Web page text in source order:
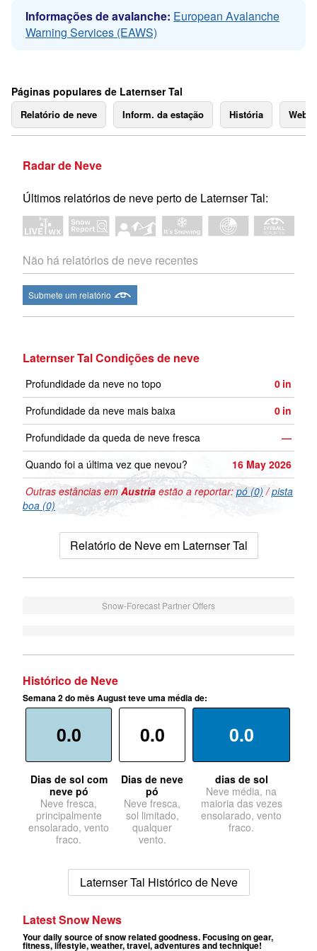
Informações de avalanche: European Avalanche
Warning Services (EAWS)
Páginas populares de Laternser Tal
Relatório de neve Inform. da estação História
Radar de Neve
Últimos relatórios de neve perto de Laternser Tal:
Não há relatórios de neve recentes
Submete um relatório
Laternser Tal Condições de neve
Profundidade da neve no topo 0 in
Profundidade da neve mais baixa
0 in
Profundidade da queda de neve fresca
—
Quando foi a última vez que nevou?
16 May 2026
Outras estâncias emAustria estão a reportar: pó (0) /pista
boa (0)
Relatório de Neve em Laternser Tal
Snow-Forecast Partner Offers
Histórico de Neve
Semana 2 do mês August teve uma média de:
0.0
Dias de sol com
neve pó
Neve fresca,
principalmente
ensolarado, vento
fraco.
0.0
Dias de neve
pó
Neve fresca,
sol limitado,
qualquer
vento.
0.0
dias de sol
Neve média, na
maioria das vezes
ensolarado, vento
fraco.
Laternser Tal Histórico de Neve